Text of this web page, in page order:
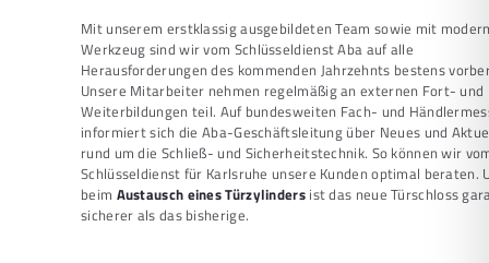
Mit unserem erstklassig ausgebildeten Team sowie mit
Werkzeug sind wir vom Schlüsseldienst Aba auf alle
Herausforderungen des kommenden Jahrzehnts bestens
Unsere Mitarbeiter nehmen regelmäßig an externen Fort- und
Weiterbildungen teil. Auf bundesweiten Fach- und
informiert sich die Aba-Geschäftsleitung über Neues und
rund um die Schließ- und Sicherheitstechnik. So können wir
Schlüsseldienst für Karlsruhe unsere Kunden optimal beraten.
beim Austausch eines Türzylindersist das neue Türschloss
sicherer als das bisherige.